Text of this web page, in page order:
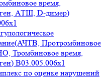
время,
АТIII, D-димер)
Протромбиновое
Тромбиновое время,
B03.005.006x1
по оценке нарушений